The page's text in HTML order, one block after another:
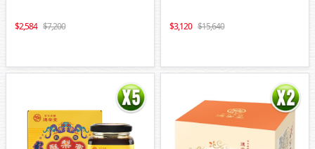
2,584 7,200 3,120 15,640